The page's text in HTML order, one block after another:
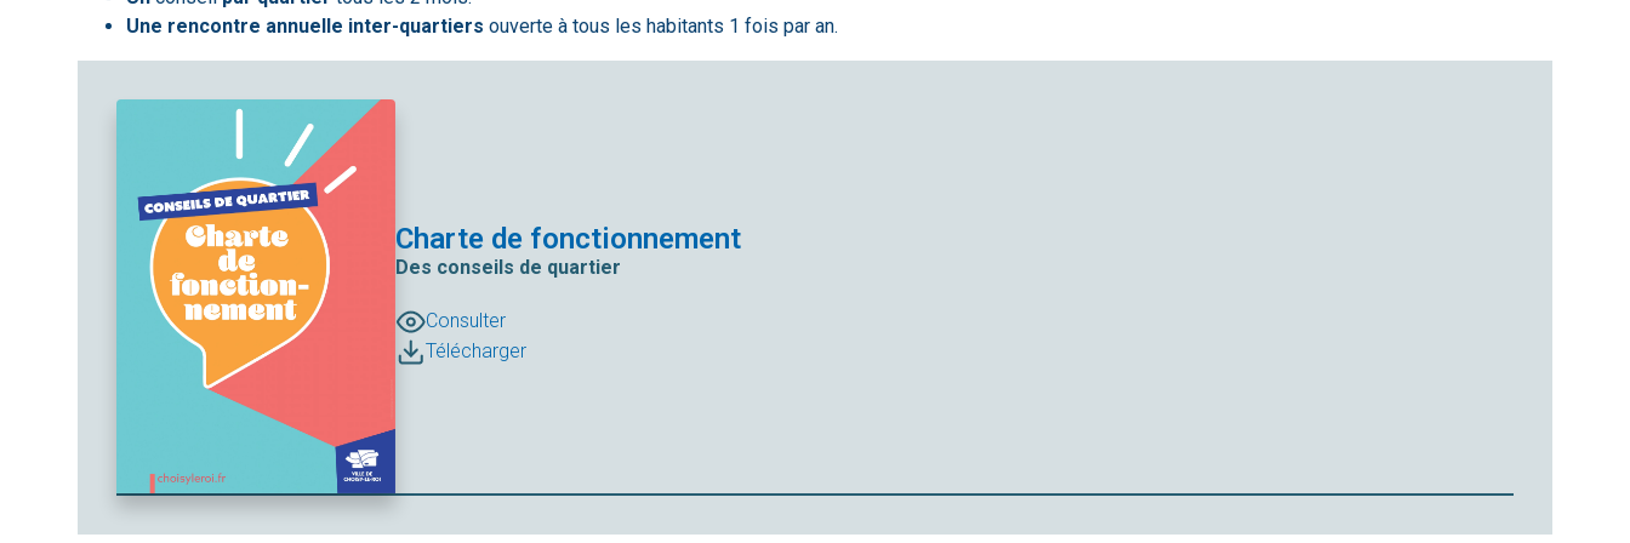
Une rencontre annuelle inter-quartiers ouverte à tous les habitants 1 fois par an.
Charte de fonctionnement
Des conseils de quartier
Consulter
Télécharger